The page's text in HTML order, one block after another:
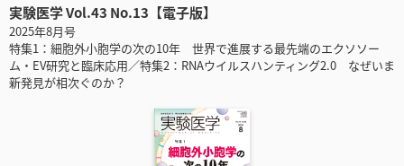
実験医学 Vol.43 No.13【電子版】
2025年8月号
特集1：細胞外小胞学の次の10年 世界で進展する最先端のエクソソー
ム・EV研究と臨床応用／特集2：RNAウイルスハンティング2.0 なぜいま
新発見が相次ぐのか？